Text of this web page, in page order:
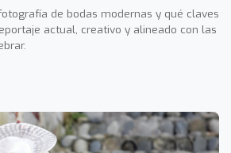
de bodas modernas y qué claves
actual, creativo y alineado con las